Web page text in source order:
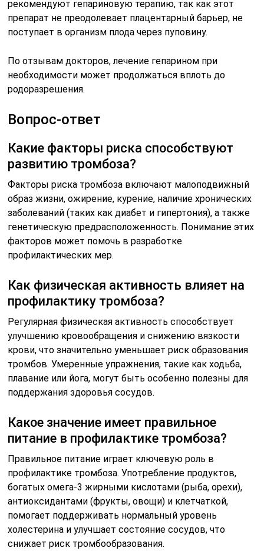
рекомендуют гепариновую терапию, так как этот
препарат не преодолевает плацентарный барьер, не
поступает в организм плода через пуповину.
По отзывам докторов, лечение гепарином при
необходимости может продолжаться вплоть до
родоразрешения.
Вопрос-ответ
Какие факторы риска способствуют
развитию тромбоза?
Факторы риска тромбоза включают малоподвижный
образ жизни, ожирение, курение, наличие хронических
заболеваний (таких как диабет и гипертония), а также
генетическую предрасположенность. Понимание этих
факторов может помочь в разработке
профилактических мер.
Как физическая активность влияет на
профилактику тромбоза?
Регулярная физическая активность способствует
улучшению кровообращения и снижению вязкости
крови, что значительно уменьшает риск образования
тромбов. Умеренные упражнения, такие как ходьба,
плавание или йога, могут быть особенно полезны для
поддержания здоровья сосудов.
Какое значение имеет правильное
питание в профилактике тромбоза?
Правильное питание играет ключевую роль в
профилактике тромбоза. Употребление продуктов,
богатых омега-3 жирными кислотами (рыба, орехи),
антиоксидантами (фрукты, овощи) и клетчаткой,
помогает поддерживать нормальный уровень
холестерина и улучшает состояние сосудов, что
снижает риск тромбообразования.